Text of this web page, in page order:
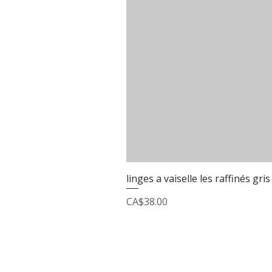
linges a vaiselle les raffinés gris
Price
CA$38.00